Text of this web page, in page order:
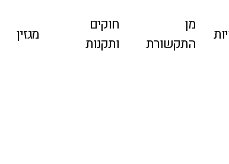
מן
התקשורת
חוקים
ותקנות
מגזין